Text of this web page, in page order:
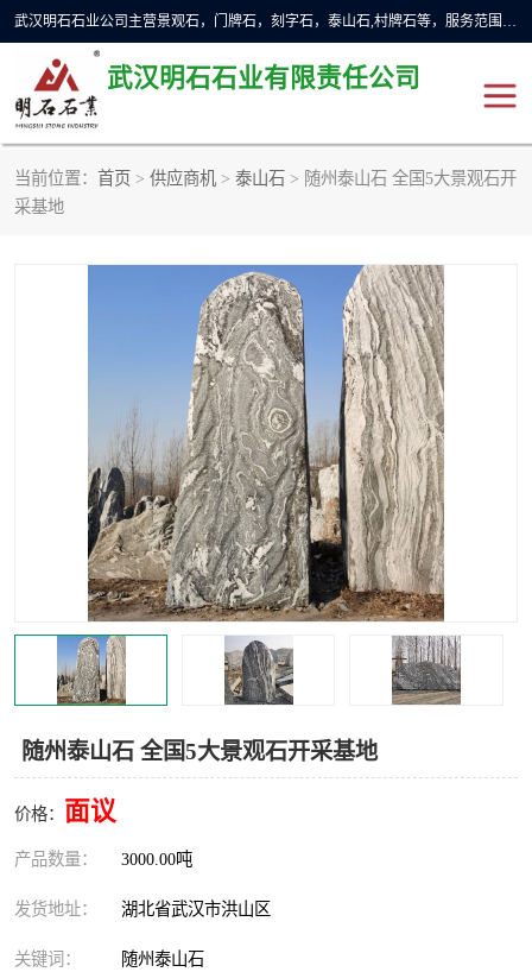
武汉明石石业公司主营景观石，门牌石，刻字石，泰山石,村牌石等，服务范围主要有：武汉，咸宁等地区。公司秉承敬业奉献、锐意创新的企业精神，从无到有，从小到大，以一种产业报国的创业精神，竭诚为客户提供服务，为社会设计财富。
武汉明石石业有限责任公司
当前位置： 首页 > 供应商机 > 泰山石 > 随州泰山石 全国5大景观石开
采基地
随州泰山石 全国5大景观石开采基地
价格： 面议
产品数量： 3000.00吨
发货地址： 湖北省武汉市洪山区
关键词： 随州泰山石
景观石
门牌石 奠基石
大型石雕
异型石材
石雕狮子 刻字石